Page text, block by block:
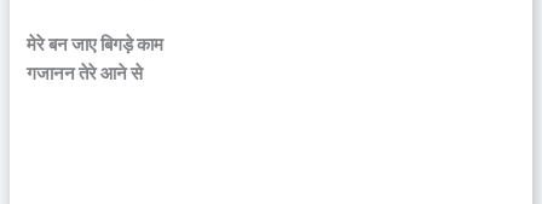
मेरे बन जाए बिगड़े काम
गजानन तेरे आने से